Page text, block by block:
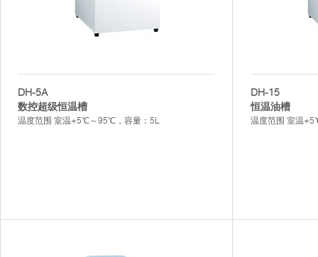
DH-5A
数控超级恒温槽
温度范围 室温+5℃～95℃，容量：5L
DH-15
恒温油槽
温度范围 室温